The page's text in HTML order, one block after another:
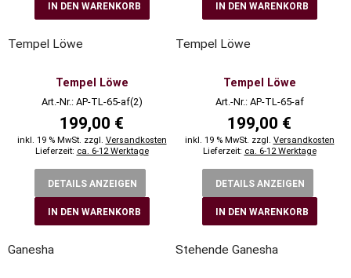
IN DEN WARENKORB IN DEN WARENKORB
Tempel Löwe
Tempel Löwe
Art.-Nr.: AP-TL-65-af(2)
199,00 €
inkl. 19 % MwSt. zzgl. Versandkosten
Lieferzeit: ca. 6-12 Werktage
DETAILS ANZEIGEN
IN DEN WARENKORB
Tempel Löwe
Tempel Löwe
Art.-Nr.: AP-TL-65-af
199,00 €
inkl. 19 % MwSt. zzgl. Versandkosten
Lieferzeit: ca. 6-12 Werktage
DETAILS ANZEIGEN
IN DEN WARENKORB
Ganesha Stehende Ganesha